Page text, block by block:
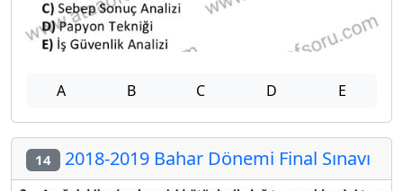
A B C D E
14 2018-2019 Bahar Dönemi Final Sınavı